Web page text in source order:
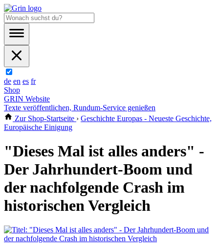
de en es fr
Shop
GRIN Website
Texte veröffentlichen, Rundum-Service genießen
Zur Shop-Startseite › Geschichte Europas - Neueste Geschichte,
Europäische Einigung
"Dieses Mal ist alles anders" -
Der Jahrhundert-Boom und
der nachfolgende Crash im
historischen Vergleich